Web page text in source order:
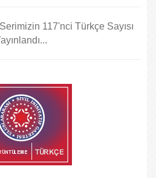
117'nci Türkçe Sayısı